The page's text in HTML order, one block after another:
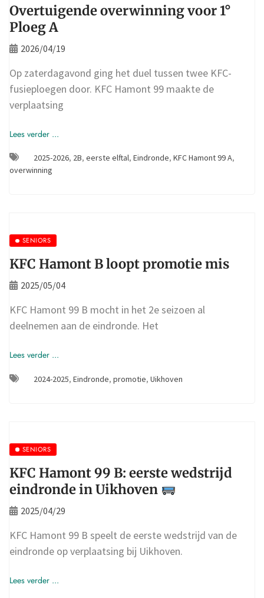
Overtuigende overwinning voor 1°
Ploeg A
2026/04/19
Op zaterdagavond ging het duel tussen twee KFC-
fusieploegen door. KFC Hamont 99 maakte de
verplaatsing
Lees verder ...
2025-2026, 2B, eerste elftal, Eindronde, KFC Hamont 99 A,
overwinning
SENIORS
KFC Hamont B loopt promotie mis
2025/05/04
KFC Hamont 99 B mocht in het 2e seizoen al
deelnemen aan de eindronde. Het
Lees verder ...
2024-2025, Eindronde, promotie, Uikhoven
SENIORS
KFC Hamont 99 B: eerste wedstrijd
eindronde in Uikhoven
2025/04/29
KFC Hamont 99 B speelt de eerste wedstrijd van de
eindronde op verplaatsing bij Uikhoven.
Lees verder ...